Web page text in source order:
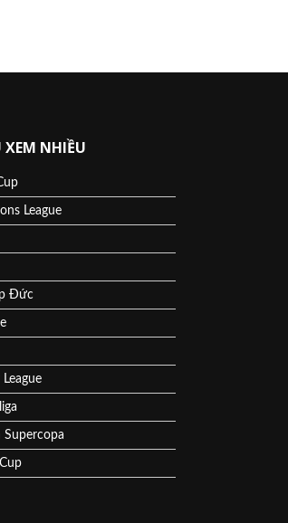
NHIỀU
League
Đức
League
Supercopa